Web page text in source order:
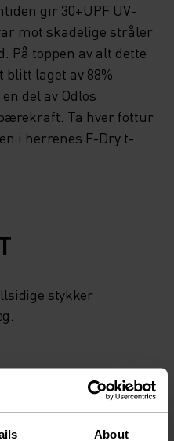
About
gir 30+UPF UV-
mot skadelige stråler
På toppen av alt dette
laget av 88%
del av Odlos
Ta hver fottur
i herrenes F-Dry t-
stykker